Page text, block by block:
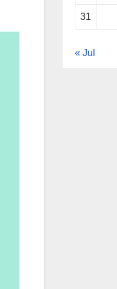
31
« Jul